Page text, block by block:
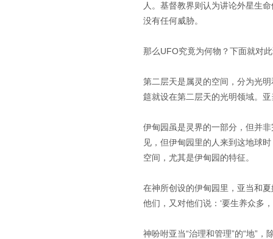
人。基督教界则认为讲论外星生
没有任何威胁。
那么UFO究竟为何物？下面就对
第二层天是属灵的空间，分为光
筵就设在第二层天的光明领域。
伊甸园虽是灵界的一部分，但并
见，但伊甸园里的人来到这地球
空间，尤其是伊甸园的特征。
在神所创设的伊甸园里，亚当和
他们，又对他们说：‘要生养众多
神吩咐亚当“治理和管理”的“地”